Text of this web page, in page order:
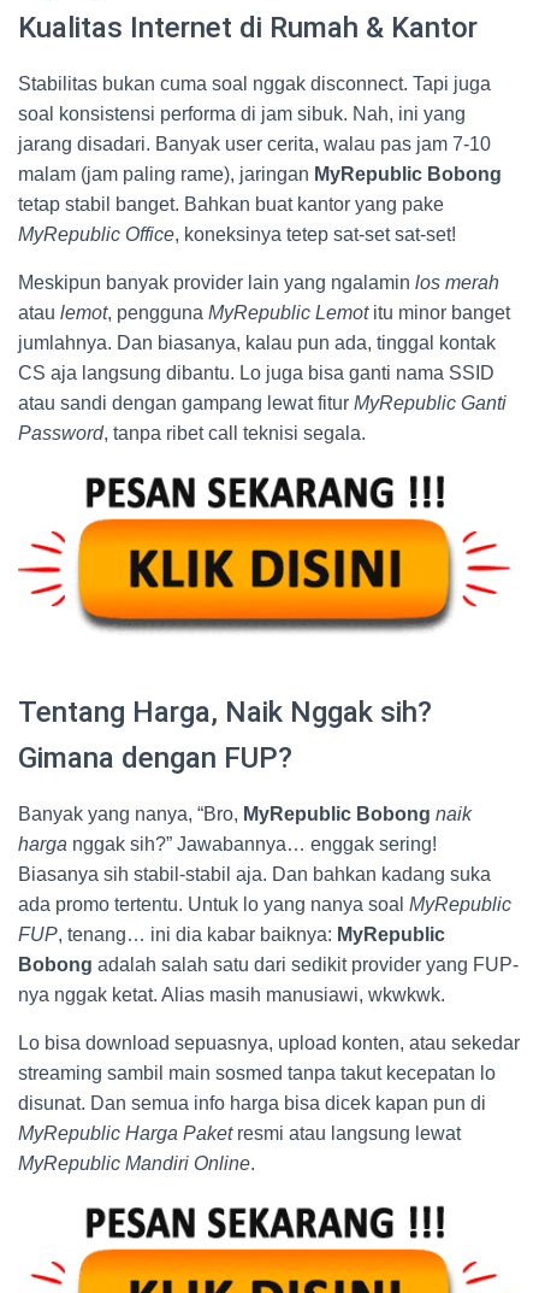
Kualitas Internet di Rumah & Kantor
Stabilitas bukan cuma soal nggak disconnect. Tapi juga
soal konsistensi performa di jam sibuk. Nah, ini yang
jarang disadari. Banyak user cerita, walau pas jam 7-10
malam (jam paling rame), jaringan MyRepublic Bobong
tetap stabil banget. Bahkan buat kantor yang pake
MyRepublic Office, koneksinya tetep sat-set sat-set!
Meskipun banyak provider lain yang ngalamin los merah
atau lemot, pengguna MyRepublic Lemotitu minor banget
jumlahnya. Dan biasanya, kalau pun ada, tinggal kontak
CS aja langsung dibantu. Lo juga bisa ganti nama SSID
atau sandi dengan gampang lewat fitur MyRepublic Ganti
Password, tanpa ribet call teknisi segala.
Tentang Harga, Naik Nggak sih?
Gimana dengan FUP?
Banyak yang nanya, “Bro, MyRepublic Bobong naik
harga nggak sih?” Jawabannya… enggak sering!
Biasanya sih stabil-stabil aja. Dan bahkan kadang suka
ada promo tertentu. Untuk lo yang nanya soal MyRepublic
FUP, tenang… ini dia kabar baiknya: MyRepublic
Bobong adalah salah satu dari sedikit provider yang FUP-
nya nggak ketat. Alias masih manusiawi, wkwkwk.
Lo bisa download sepuasnya, upload konten, atau sekedar
streaming sambil main sosmed tanpa takut kecepatan lo
disunat. Dan semua info harga bisa dicek kapan pun di
MyRepublic Harga Paketresmi atau langsung lewat
MyRepublic Mandiri Online.